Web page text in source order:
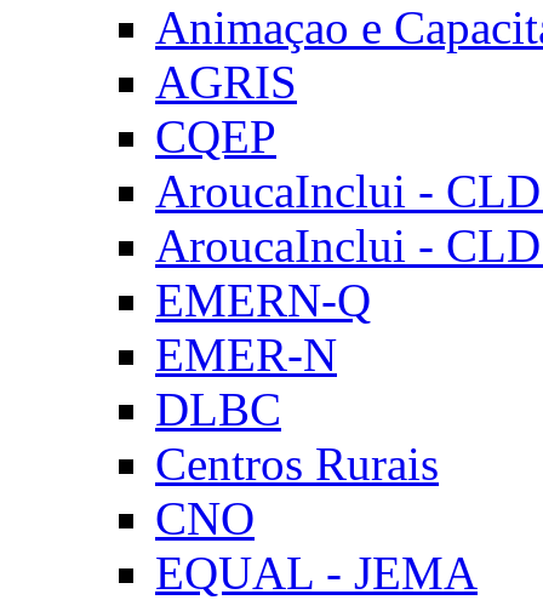
Animaçao e
AGRIS
CQEP
AroucaInclui -
AroucaInclui -
EMERN-Q
EMER-N
DLBC
Centros Rurais
CNO
EQUAL - JEMA